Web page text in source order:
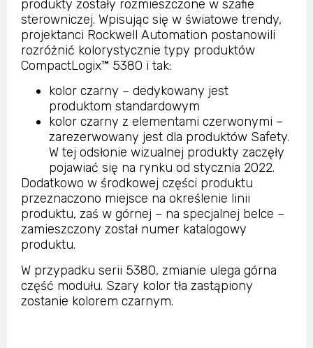
produkty zostały rozmieszczone w szafie
sterowniczej. Wpisując się w światowe trendy,
projektanci Rockwell Automation postanowili
rozróżnić kolorystycznie typy produktów
CompactLogix™ 5380 i tak:
kolor czarny – dedykowany jest
produktom standardowym
kolor czarny z elementami czerwonymi –
zarezerwowany jest dla produktów Safety.
W tej odsłonie wizualnej produkty zaczęły
pojawiać się na rynku od stycznia 2022.
Dodatkowo w środkowej części produktu
przeznaczono miejsce na określenie linii
produktu, zaś w górnej – na specjalnej belce –
zamieszczony został numer katalogowy
produktu.
W przypadku serii 5380, zmianie ulega górna
część modułu. Szary kolor tła zastąpiony
zostanie kolorem czarnym.